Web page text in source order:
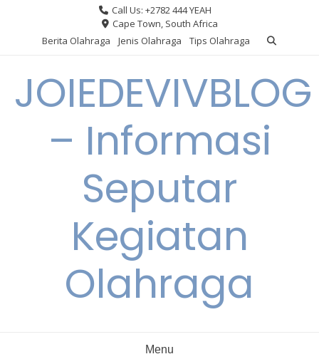
Call Us: +2782 444 YEAH
Cape Town, South Africa
Berita Olahraga
Jenis Olahraga Tips Olahraga
JOIEDEVIVBLOG
– Informasi
Seputar
Kegiatan
Olahraga
Menu